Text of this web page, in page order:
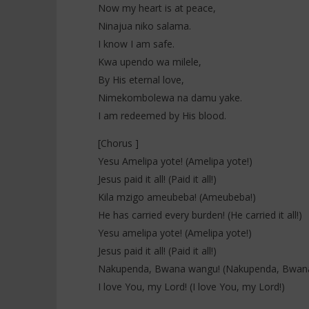
Now my heart is at peace,
Ninajua niko salama.
I know I am safe.
Kwa upendo wa milele,
By His eternal love,
Nimekombolewa na damu yake.
I am redeemed by His blood.
[Chorus ]
Yesu Amelipa yote! (Amelipa yote!)
Jesus paid it all! (Paid it all!)
Kila mzigo ameubeba! (Ameubeba!)
He has carried every burden! (He carried it all!)
Yesu amelipa yote! (Amelipa yote!)
Jesus paid it all! (Paid it all!)
Nakupenda, Bwana wangu! (Nakupenda,
I love You, my Lord! (I love You, my Lord!)